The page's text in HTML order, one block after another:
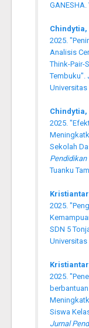
GANESHA.
2025.
Analisis
Think-Pair-
Tembuku".
Universitas
2025.
Sekolah
Pendidikan
Tuanku
2025.
SDN 5
Universitas
2025.
Siswa
Jurnal